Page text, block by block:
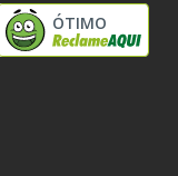
ÓTIMO